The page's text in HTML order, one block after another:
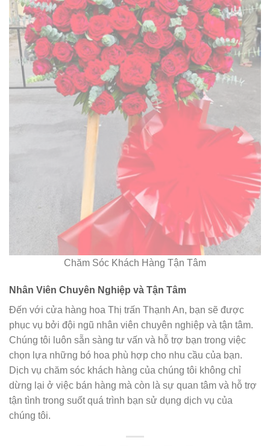
Chăm Sóc Khách Hàng Tận Tâm
Nhân Viên Chuyên Nghiệp và Tận Tâm
Đến với cửa hàng hoa Thị trấn Thạnh An, bạn sẽ được
phục vụ bởi đội ngũ nhân viên chuyên nghiệp và tận tâm.
Chúng tôi luôn sẵn sàng tư vấn và hỗ trợ bạn trong việc
chọn lựa những bó hoa phù hợp cho nhu cầu của bạn.
Dịch vụ chăm sóc khách hàng của chúng tôi không chỉ
dừng lại ở việc bán hàng mà còn là sự quan tâm và hỗ trợ
tận tình trong suốt quá trình bạn sử dụng dịch vụ của
chúng tôi.